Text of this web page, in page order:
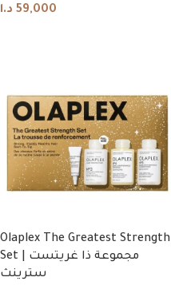
59,000 د.ا
Olaplex The Greatest Strength
Set | مجموعة ذا غريتست
سترينث